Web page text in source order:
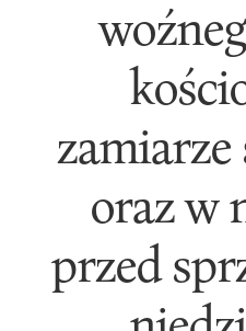
zamiarze
oraz w
przed